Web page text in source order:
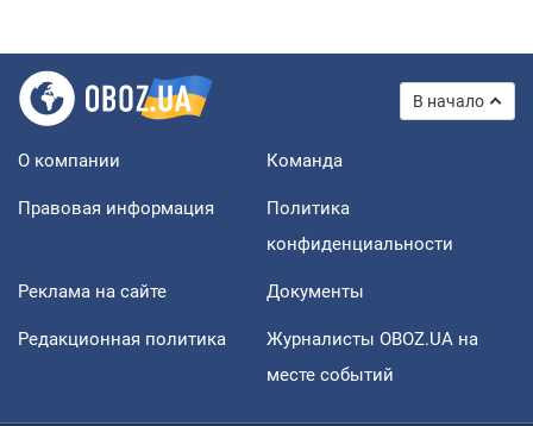
В начало
О компании Команда
Правовая информация
Политика
конфиденциальности
Реклама на сайте Документы
Редакционная политика
Журналисты OBOZ.UA на
месте событий